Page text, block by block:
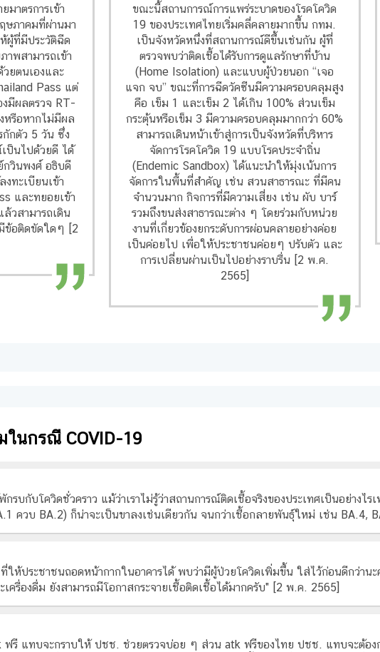
มาตรการเข้า
ษภาคมที่ผ่านมา
ผู้ที่มีประวัติฉีด
พสามารถเข้า
ยตนเองและ
Pass แต่
มีผลตรวจ RT-
หรือหากไม่มีผล
กักตัว 5 วัน ซึ่ง
ป็นไปด้วยดี ได้
กวินพงศ์ อธิบดี
ทะเบียนเข้า
และทยอยเข้า
วสามารถเดิน
ข้อติดขัดใดๆ [2
ขณะนี้สถานการณ์การแพร่ระบาดของโรคโควิด
19 ของประเทศไทยเริ่มคลี่คลายมากขึ้น กทม.
เป็นจังหวัดหนึ่งที่สถานการณ์ดีขึ้นเช่นกัน ผู้ที่
ตรวจพบว่าติดเชื้อได้รับการดูแลรักษาที่บ้าน
(Home Isolation) และแบบผู้ป่วยนอก “เจอ
แจก จบ” ขณะที่การฉีดวัคซีนมีความครอบคลุมสูง
คือ เข็ม 1 และเข็ม 2 ได้เกิน 100% ส่วนเข็ม
กระตุ้นหรือเข็ม 3 มีความครอบคลุมมากกว่า 60%
สามารถเดินหน้าเข้าสู่การเป็นจังหวัดที่บริหาร
จัดการโรคโควิด 19 แบบโรคประจำถิ่น
(Endemic Sandbox) ได้แนะนำให้มุ่งเน้นการ
จัดการในพื้นที่สำคัญ เช่น สวนสาธารณะ ที่มีคน
จำนวนมาก กิจการที่มีความเสี่ยง เช่น ผับ บาร์
รวมถึงขนส่งสาธารณะต่าง ๆ โดยร่วมกับหน่วย
งานที่เกี่ยวข้องยกระดับการผ่อนคลายอย่างค่อย
เป็นค่อยไป เพื่อให้ประชาชนค่อยๆ ปรับตัว และ
การเปลี่ยนผ่านเป็นไปอย่างราบรื่น [2 พ.ค.
2565]
ในกรณี COVID-19
รบกับโควิดชั่วคราว แม้ว่าเราไม่รู้ว่าสถานการณ์ติดเชื้อจริงของประเทศเป็นอย่างไ
ควบ BA.2) ก็น่าจะเป็นขาลงเช่นเดียวกัน จนกว่าเชื้อกลายพันธุ์ใหม่ เช่น BA.4,
ให้ประชาชนถอดหน้ากากในอาคารได้ พบว่ามีผู้ป่วยโควิดเพิ่มขึ้น ใส่ไว้ก่อนดีกว่าน
ครื่องดื่ม ยังสามารถมีโอกาสกระจายเชื้อติดเชื้อได้มากครับ" [2 พ.ค. 2565]
ฟรี แทบจะกราบให้ ปชช. ช่วยตรวจบ่อย ๆ ส่วน atk ฟรีของไทย ปชช. แทบจะต้องก